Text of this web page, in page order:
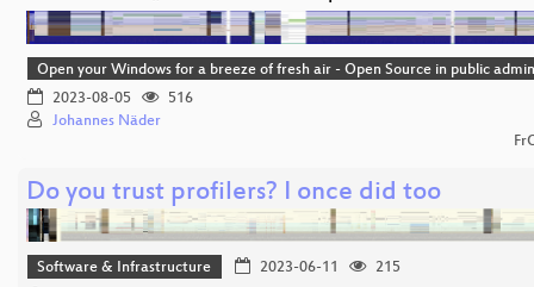
Open your Windows for a breeze of fresh air - Open Source in public
2023-08-05
516
Johannes Näder
Do you trust profilers? I once did too
Software & Infrastructure 2023-06-11
215